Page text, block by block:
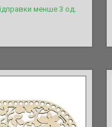
менше 3 од.